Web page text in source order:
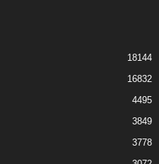
18144
16832
4495
3849
3778